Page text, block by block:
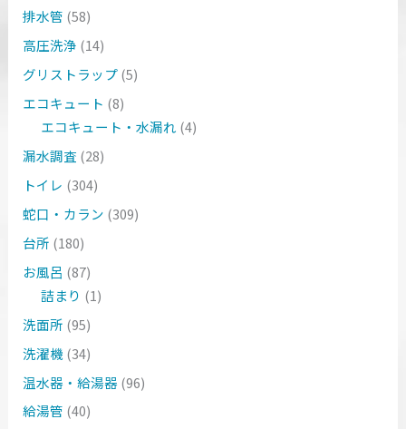
排水管 (58)
高圧洗浄 (14)
グリストラップ(5)
エコキュート (8)
エコキュート・水漏れ (4)
漏水調査 (28)
トイレ (304)
蛇口・カラン (309)
台所 (180)
お風呂 (87)
詰まり (1)
洗面所 (95)
洗濯機 (34)
温水器・給湯器(96)
給湯管 (40)